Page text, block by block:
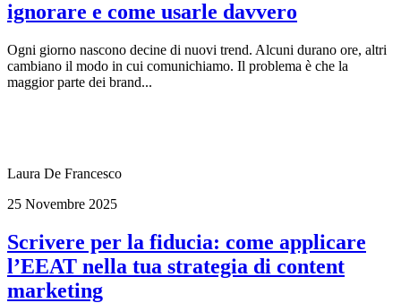
ignorare e come usarle davvero
Ogni giorno nascono decine di nuovi trend. Alcuni durano ore, altri
cambiano il modo in cui comunichiamo. Il problema è che la
maggior parte dei brand...
Laura De Francesco
25 Novembre 2025
Scrivere per la fiducia: come applicare
l’EEAT nella tua strategia di content
marketing